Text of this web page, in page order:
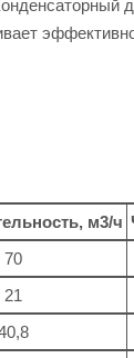
м3/ч
70
21